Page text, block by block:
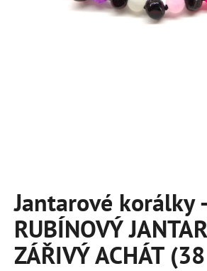
Jantarové korálky -
RUBÍNOVÝ
ZÁŘIVÝ ACHÁT
D
o
p